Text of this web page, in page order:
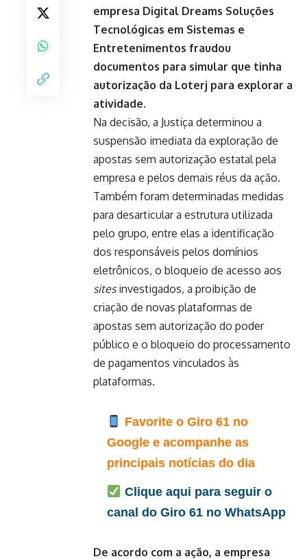
empresa Digital Dreams Soluções
Tecnológicas em Sistemas e
Entretenimentos fraudou
documentos para simular que tinha
autorização da Loterj para explorar a
atividade.
Na decisão, a Justiça determinou a
suspensão imediata da exploração de
apostas sem autorização estatal pela
empresa e pelos demais réus da ação.
Também foram determinadas medidas
para desarticular a estrutura utilizada
pelo grupo, entre elas a identificação
dos responsáveis pelos domínios
eletrônicos, o bloqueio de acesso aos
sitesinvestigados, a proibição de
criação de novas plataformas de
apostas sem autorização do poder
público e o bloqueio do processamento
de pagamentos vinculados às
plataformas.
Favorite o Giro 61 no
Google e acompanhe as
principais notícias do dia
Clique aqui para seguir o
canal do Giro 61 no WhatsApp
De acordo com a ação, a empresa